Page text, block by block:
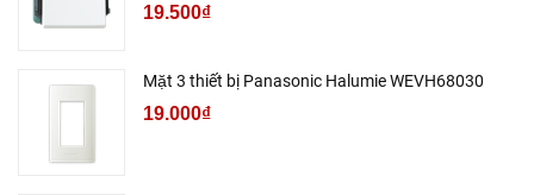
19.500₫
Mặt 3 thiết bị Panasonic Halumie WEVH68030
19.000₫